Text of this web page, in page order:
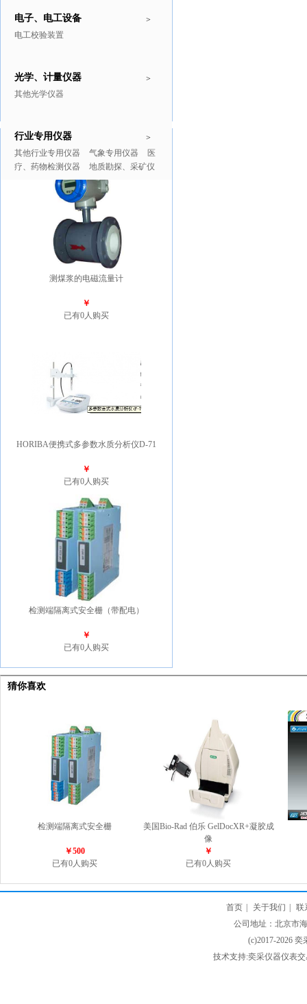
>
电子、电工设备
电工校验装置
>
光学、计量仪器
其他光学仪器
>
行业专用仪器
其他行业专用仪器 气象专用仪器
医
疗、药物检测仪器
地质勘探、采矿仪
推广商品 更多>>
测煤浆的电磁流量计
￥
已有0人购买
HORIBA便携式多参数水质分析仪D-71
￥
已有0人购买
检测端隔离式安全栅（带配电）
￥
已有0人购买
猜你喜欢
检测端隔离式安全栅
￥500
已有0人购买
美国Bio-Rad 伯乐 GelDocXR+凝胶成
像
￥
已有0人购买
首页 关于我们
联
公司地址：北京市
(c)2017-2026
技术支持:奕采仪器仪表